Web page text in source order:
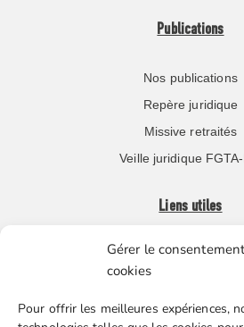
Gérer le
cookies
Pour offrir les meilleures expériences,
Publications
Nos publications
Repère juridique
Missive retraités
Veille juridique
Liens utiles
Boutique en ligne
Nos partenaires